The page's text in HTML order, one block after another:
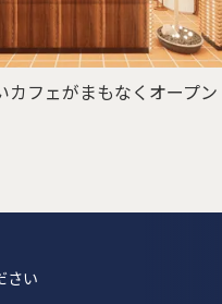
カフェがまもなくオープン
さい